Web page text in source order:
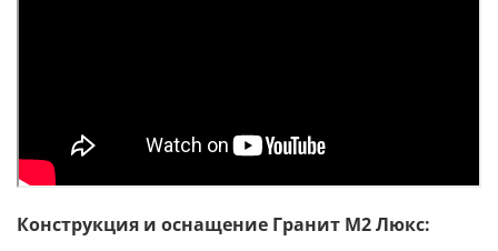
Конструкция и оснащение Гранит М2 Люкс: